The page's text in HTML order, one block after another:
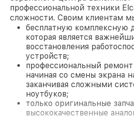
профессиональной техники
сложности. Своим клиентам
бесплатную комплексную
которая является
восстановления
устройств;
профессиональный
начиная со смены экрана
заканчивая сложными
ноутбуков;
только оригинальные
высококачественные